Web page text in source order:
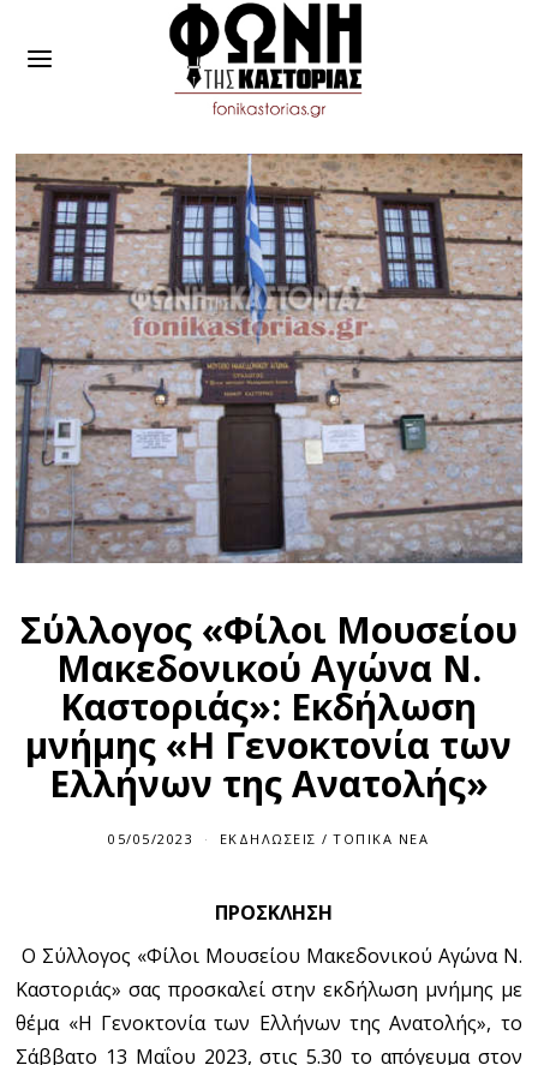
Σύλλογος «Φίλοι Μουσείου
Μακεδονικού Αγώνα Ν.
Καστοριάς»: Εκδήλωση
μνήμης «Η Γενοκτονία των
Ελλήνων της Ανατολής»
05/05/2023 ΕΚΔΗΛΏΣΕΙΣ / ΤΟΠΙΚΆ ΝΈΑ
ΠΡΟΣΚΛΗΣΗ
Ο Σύλλογος «Φίλοι Μουσείου Μακεδονικού Αγώνα Ν.
Καστοριάς» σας προσκαλεί στην εκδήλωση μνήμης με
θέμα «Η Γενοκτονία των Ελλήνων της Ανατολής», το
Σάββατο 13 Μαΐου 2023, στις 5.30 το απόγευμα στον